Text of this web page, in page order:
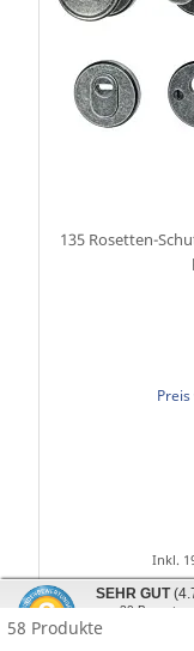
58 Produkte
135 Rosetten-
Inkl.
SEHR GUT
30
Informationen